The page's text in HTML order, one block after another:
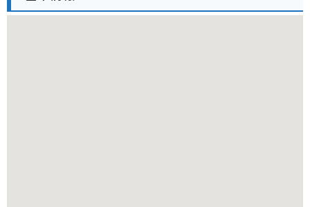
は、太平洋を眺めながら食事や休憩を楽しむことができます。